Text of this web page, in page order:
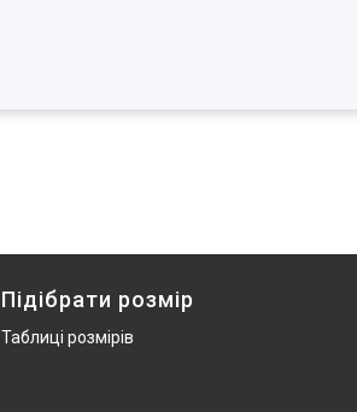
Підібрати розмір
Таблиці розмірів